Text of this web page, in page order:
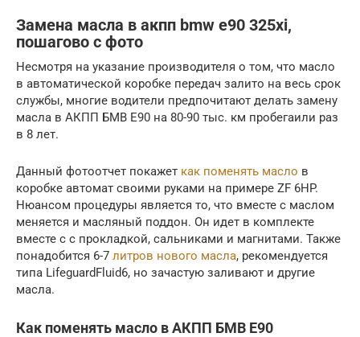
Замена масла в акпп bmw e90 325xi,
пошагово с фото
Несмотря на указание производителя о том, что масло
в автоматической коробке передач залито на весь срок
службы, многие водители предпочитают делать замену
масла в АКПП БМВ Е90 на 80-90 тыс. км пробегаили раз
в 8 лет.
Данный фотоотчет покажет как поменять масло в
коробке автомат своими руками на примере ZF 6HP.
Нюансом процедуры является то, что вместе с маслом
меняется и масляный поддон. Он идет в комплекте
вместе с с прокладкой, сальниками и магнитами. Также
понадобится 6-7 литров нового масла, рекомендуется
типа LifeguardFluid6, но зачастую заливают и другие
масла.
Как поменять масло в АКПП БМВ Е90